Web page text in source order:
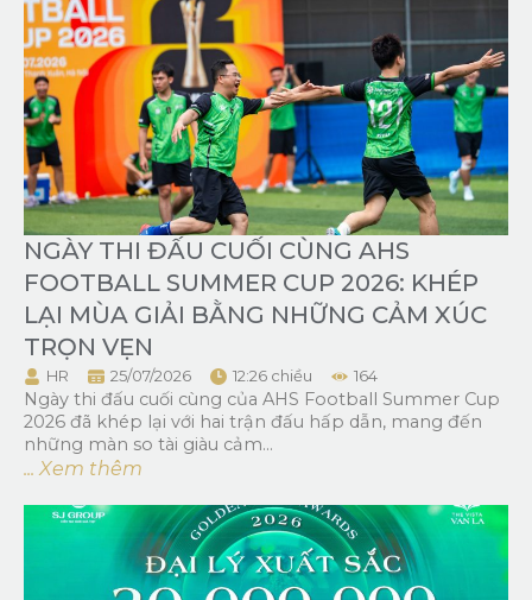
NGÀY THI ĐẤU CUỐI CÙNG AHS
FOOTBALL SUMMER CUP 2026: KHÉP
LẠI MÙA GIẢI BẰNG NHỮNG CẢM XÚC
TRỌN VẸN
HR 25/07/2026 12:26 chiều 164
Ngày thi đấu cuối cùng của AHS Football Summer Cup
2026 đã khép lại với hai trận đấu hấp dẫn, mang đến
những màn so tài giàu cảm...
... Xem thêm